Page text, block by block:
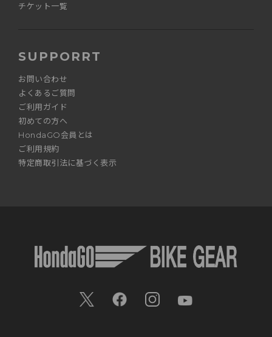
チケット一覧
SUPPORRT
お問い合わせ
よくあるご質問
ご利用ガイド
初めての方へ
HondaGO会員とは
ご利用規約
特定商取引法に基づく表示